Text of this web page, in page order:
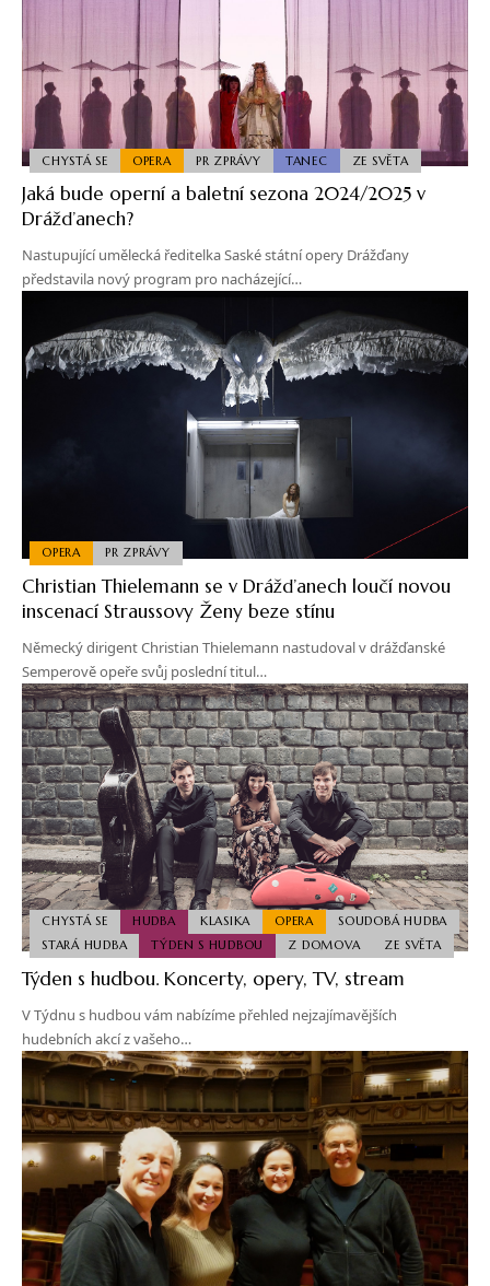
CHYSTÁ SE OPERA PR ZPRÁVY TANEC ZE SVĚTA
Jaká bude operní a baletní sezona 2024/2025 v
Drážďanech?
Nastupující umělecká ředitelka Saské státní opery Drážďany
představila nový program pro nacházející…
OPERA PR ZPRÁVY
Christian Thielemann se v Drážďanech loučí novou
inscenací Straussovy Ženy beze stínu
Německý dirigent Christian Thielemann nastudoval v drážďanské
Semperově opeře svůj poslední titul…
CHYSTÁ SE HUDBA KLASIKA OPERA
SOUDOBÁ HUDBA
STARÁ HUDBA
TÝDEN S HUDBOU Z DOMOVA ZE SVĚTA
Týden s hudbou. Koncerty, opery, TV, stream
V Týdnu s hudbou vám nabízíme přehled nejzajímavějších
hudebních akcí z vašeho…